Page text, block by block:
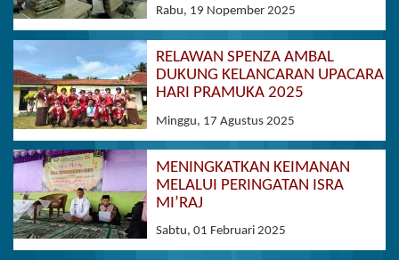
Rabu, 19 Nopember 2025
RELAWAN SPENZA AMBAL
DUKUNG KELANCARAN UPACARA
HARI PRAMUKA 2025
Minggu, 17 Agustus 2025
MENINGKATKAN KEIMANAN
MELALUI PERINGATAN ISRA
MI’RAJ
Sabtu, 01 Februari 2025